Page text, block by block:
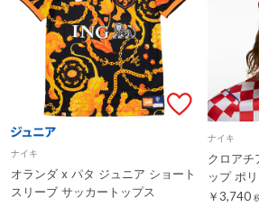
ナイキ
オランダ x パタ ジュニア ショート
スリーブ サッカートップス
ナイキ
クロアチ
ップ ポ
￥3,740